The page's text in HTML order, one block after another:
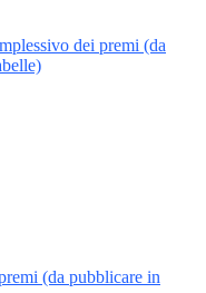
dei premi (da
(da pubblicare in